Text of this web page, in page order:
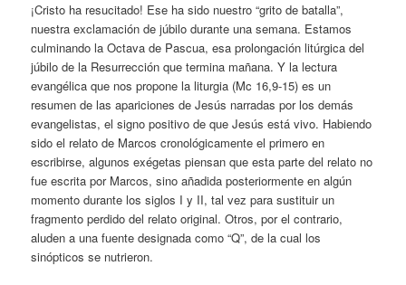
¡Cristo ha resucitado! Ese ha sido nuestro “grito de batalla”,
nuestra exclamación de júbilo durante una semana. Estamos
culminando la Octava de Pascua, esa prolongación litúrgica del
júbilo de la Resurrección que termina mañana. Y la lectura
evangélica que nos propone la liturgia (Mc 16,9-15) es un
resumen de las apariciones de Jesús narradas por los demás
evangelistas, el signo positivo de que Jesús está vivo. Habiendo
sido el relato de Marcos cronológicamente el primero en
escribirse, algunos exégetas piensan que esta parte del relato no
fue escrita por Marcos, sino añadida posteriormente en algún
momento durante los siglos I y II, tal vez para sustituir un
fragmento perdido del relato original. Otros, por el contrario,
aluden a una fuente designada como “Q”, de la cual los
sinópticos se nutrieron.